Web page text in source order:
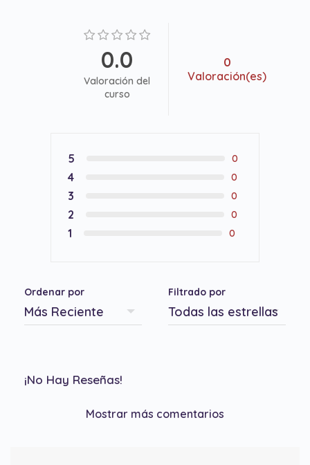
0.0
Valoración del
curso
0
Valoración(es)
5 0
4 0
3 0
2 0
1 0
Ordenar por Filtrado por
¡No Hay Reseñas!
Mostrar más comentarios